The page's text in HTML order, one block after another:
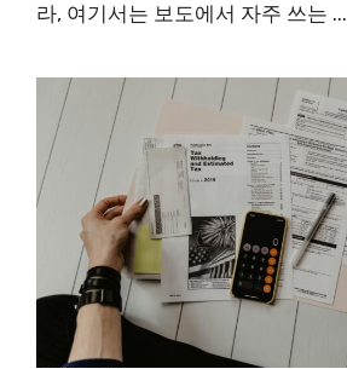
라, 여기서는 보도에서 자주 쓰는 ...